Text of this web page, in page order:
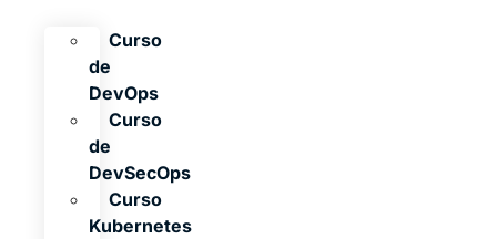
Curso
de
DevOps
Curso
de
DevSecOps
Curso
Kubernetes